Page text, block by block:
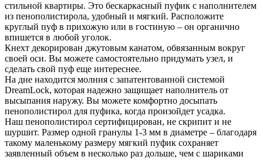
стильной квартиры. Это бескаркасный пуфик с наполнителем
из пенополистирола, удобный и мягкий. Расположите
круглый пуф в прихожую или в гостиную – он органично
впишется в любой уголок.
Кнехт декорирован джутовым канатом, обвязанным вокруг
своей оси. Вы можете самостоятельно придумать узел, и
сделать свой пуф еще интереснее.
На дне находится молния с запатентованной системой
DreamLock, которая надежно защищает наполнитель от
высыпания наружу. Вы можете комфортно досыпать
пенополистирол для пуфика, когда произойдет усадка.
Наш пенополистирол сертифицирован, не скрипит и не
шуршит. Размер одной гранулы 1-3 мм в диаметре – благодаря
такому маленькому размеру мягкий пуфик сохраняет
заявленный объем в несколько раз дольше, чем с шариками